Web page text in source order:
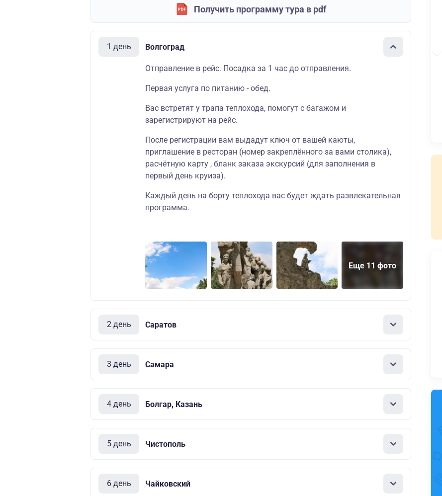
Получить программу тура в pdf
1 день Волгоград
Отправление в рейс. Посадка за 1 час до отправления.
Первая услуга по питанию - обед.
Вас встретят у трапа теплохода, помогут с багажом и
зарегистрируют на рейс.
После регистрации вам выдадут ключ от вашей каюты,
приглашение в ресторан (номер закреплённого за вами столика),
расчётную карту , бланк заказа экскурсий (для заполнения в
первый день круиза).
Каждый день на борту теплохода вас будет ждать развлекательная
программа.
Еще 11 фото
2 день Саратов
3 день Самара
4 день Болгар, Казань
5 день Чистополь
6 день Чайковский